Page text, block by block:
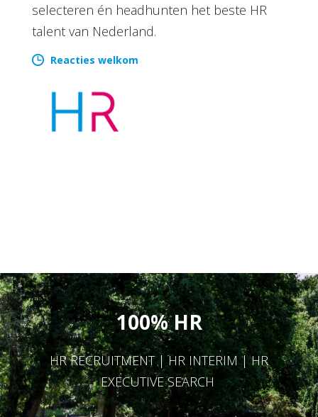
selecteren én headhunten het beste HR
talent van Nederland.
Reacties welkom
100% HR
HR RECRUITMENT | HR INTERIM | HR
EXECUTIVE SEARCH